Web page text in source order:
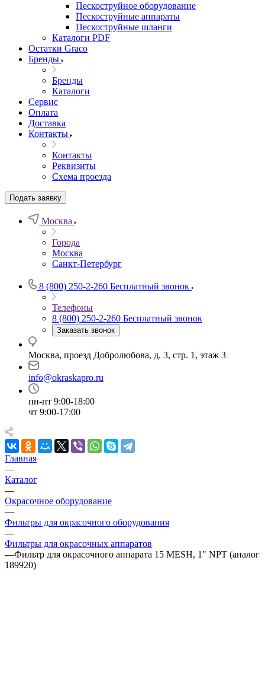
Пескоструйное оборудование
Пескоструйные аппараты
Пескоструйные шланги
Каталоги PDF
Остатки Graco
Бренды
Бренды
Каталоги
Сервис
Оплата
Доставка
Контакты
Контакты
Реквизиты
Схема проезда
Подать заявку
Москва
Города
Москва
Санкт-Петербург
8 (800) 250-2-260 Бесплатный звонок
Телефоны
8 (800) 250-2-260 Бесплатный звонок
Заказать звонок
Москва, проезд Добролюбова, д. 3, стр. 1, этаж 3
info@okraskapro.ru
пн-пт 9:00-18:00
чт 9:00-17:00
Главная
—
Каталог
—
Окрасочное оборудование
—
Фильтры для окрасочного оборудования
—
Фильтры для окрасочных аппаратов
—Фильтр для окрасочного аппарата 15 MESH, 1" NPT (аналог
189920)